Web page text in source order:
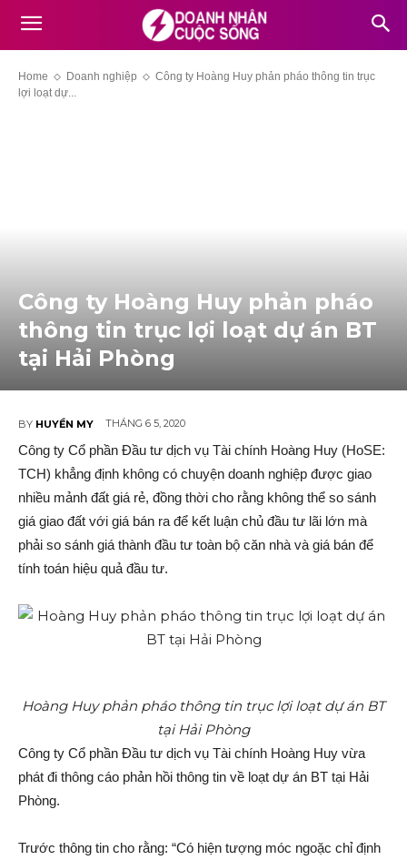
Home Doanh nghiệp
Công ty Hoàng Huy phản pháo thông tin trục
lợi loạt dự...
Công ty Hoàng Huy phản pháo
thông tin trục lợi loạt dự án BT
tại Hải Phòng
BY HUYỀN MY THÁNG 6 5, 2020
Công ty Cổ phần Đầu tư dịc‌h vụ Tài chính Hoàng Huy (HoSE:
TCH) khẳng định không có chuyện doanh nghiệp được giao
nhiều mảnh đất giá rẻ, đồng thời cho rằng không thể so sánh
giá giao đất với giá bán ra để kết luận chủ đầu tư lãi lớn mà
phải so sánh giá thành đầu tư toàn bộ căn nhà và giá bán để
tính toán hiệu quả đầu tư.
Hoàng Huy phản pháo thông tin trục lợi loạt dự án BT
tại Hải Phòng
Công ty Cổ phần Đầu tư dịc‌h vụ Tài chính Hoàng Huy vừa
phát đi thông cáo phản hồi thông tin về loạt dự á‌n BT tại Hải
Phòng.
Trước thông tin cho rằng: “Có hiện tượng móc ngoặc chỉ định